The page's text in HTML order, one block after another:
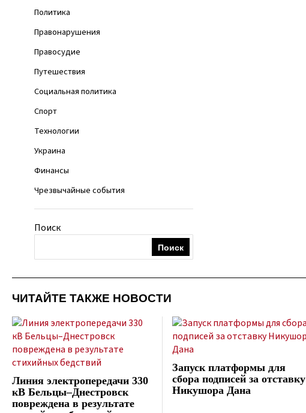
Политика
Правонарушения
Правосудие
Путешествия
Социальная политика
Спорт
Технологии
Украина
Финансы
Чрезвычайные события
Поиск
Поиск
ЧИТАЙТЕ ТАКЖЕ НОВОСТИ
Линия электропередачи 330
кВ Бельцы–Днестровск
повреждена в результате
Запуск платформы для
сбора подписей за отставку
Никушора Дана